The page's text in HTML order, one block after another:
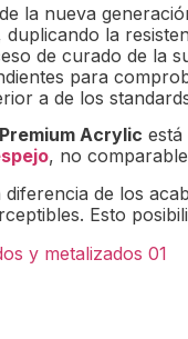
la nueva
la
de curado de la
para
a de los
Premium Acrylic
, no
de los
Esto